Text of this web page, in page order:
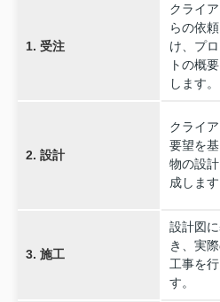
1. 受注
クライ
らの依
け、プ
トの概
します。
2. 設計
クライ
要望を
物の設
成します
3. 施工
設計図
き、実
工事を
す。